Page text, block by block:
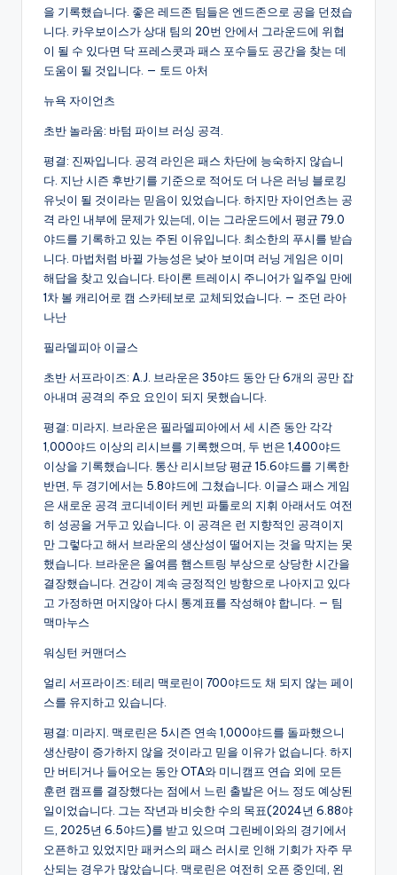
을 기록했습니다. 좋은 레드존 팀들은 엔드존으로 공을 던졌습
니다. 카우보이스가 상대 팀의 20번 안에서 그라운드에 위협
이 될 수 있다면 닥 프레스콧과 패스 포수들도 공간을 찾는 데
도움이 될 것입니다. — 토드 아처
뉴욕 자이언츠
초반 놀라움: 바텀 파이브 러싱 공격.
평결: 진짜입니다. 공격 라인은 패스 차단에 능숙하지 않습니
다. 지난 시즌 후반기를 기준으로 적어도 더 나은 러닝 블로킹
유닛이 될 것이라는 믿음이 있었습니다. 하지만 자이언츠는 공
격 라인 내부에 문제가 있는데, 이는 그라운드에서 평균 79.0
야드를 기록하고 있는 주된 이유입니다. 최소한의 푸시를 받습
니다. 마법처럼 바뀔 가능성은 낮아 보이며 러닝 게임은 이미
해답을 찾고 있습니다. 타이론 트레이시 주니어가 일주일 만에
1차 볼 캐리어로 캠 스카테보로 교체되었습니다. — 조던 라아
나난
필라델피아 이글스
초반 서프라이즈: A.J. 브라운은 35야드 동안 단 6개의 공만 잡
아내며 공격의 주요 요인이 되지 못했습니다.
평결: 미라지. 브라운은 필라델피아에서 세 시즌 동안 각각
1,000야드 이상의 리시브를 기록했으며, 두 번은 1,400야드
이상을 기록했습니다. 통산 리시브당 평균 15.6야드를 기록한
반면, 두 경기에서는 5.8야드에 그쳤습니다. 이글스 패스 게임
은 새로운 공격 코디네이터 케빈 파툴로의 지휘 아래서도 여전
히 성공을 거두고 있습니다. 이 공격은 런 지향적인 공격이지
만 그렇다고 해서 브라운의 생산성이 떨어지는 것을 막지는 못
했습니다. 브라운은 올여름 햄스트링 부상으로 상당한 시간을
결장했습니다. 건강이 계속 긍정적인 방향으로 나아지고 있다
고 가정하면 머지않아 다시 통계표를 작성해야 합니다. — 팀
맥마누스
워싱턴 커맨더스
얼리 서프라이즈: 테리 맥로린이 700야드도 채 되지 않는 페이
스를 유지하고 있습니다.
평결: 미라지. 맥로린은 5시즌 연속 1,000야드를 돌파했으니
생산량이 증가하지 않을 것이라고 믿을 이유가 없습니다. 하지
만 버티거나 들어오는 동안 OTA와 미니캠프 연습 외에 모든
훈련 캠프를 결장했다는 점에서 느린 출발은 어느 정도 예상된
일이었습니다. 그는 작년과 비슷한 수의 목표(2024년 6.88야
드, 2025년 6.5야드)를 받고 있으며 그린베이와의 경기에서
오픈하고 있었지만 패커스의 패스 러시로 인해 기회가 자주 무
산되는 경우가 많았습니다. 맥로린은 여전히 오픈 중인데, 왼